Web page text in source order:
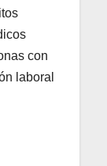
con
laboral